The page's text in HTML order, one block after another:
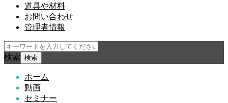
道具や材料
お問い合わせ
管理者情報
検索
ホーム
動画
セミナー